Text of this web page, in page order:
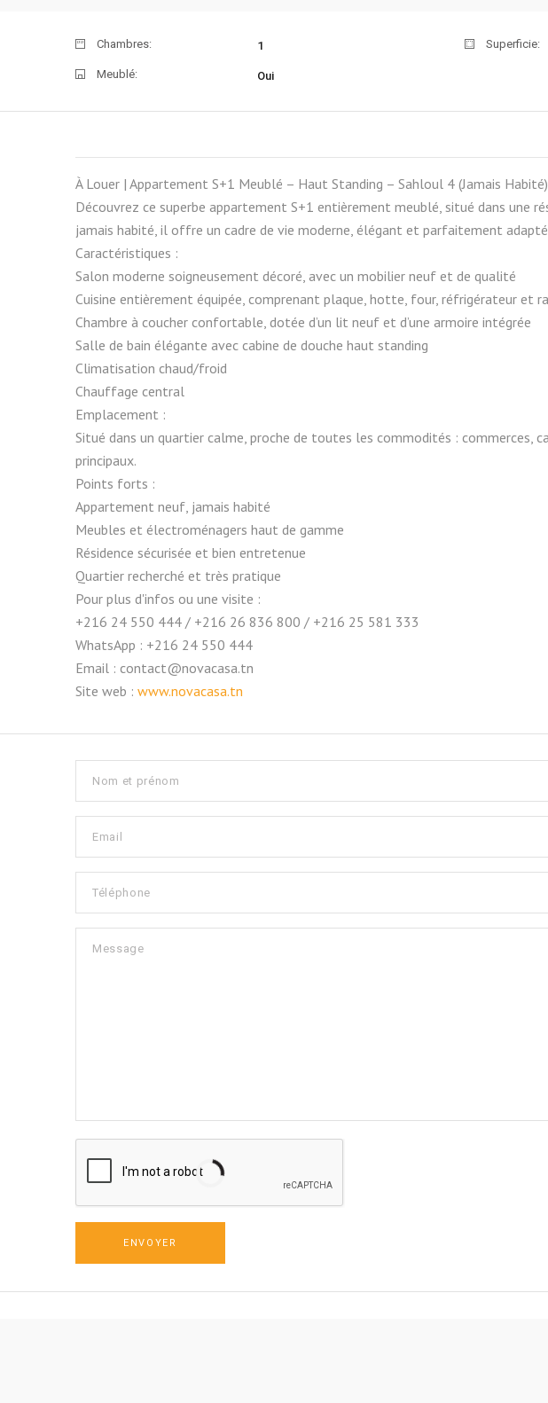
Chambres: 1 Superficie:
Meublé: Oui
À Louer | Appartement S+1 Meublé – Haut Standing – Sahloul 4 (Jamais Habité)
Découvrez ce superbe appartement S+1 entièrement meublé, situé dans une
jamais habité, il offre un cadre de vie moderne, élégant et parfaitement
Caractéristiques :
Salon moderne soigneusement décoré, avec un mobilier neuf et de qualité
Cuisine entièrement équipée, comprenant plaque, hotte, four, réfrigérateur et
Chambre à coucher confortable, dotée d’un lit neuf et d’une armoire intégrée
Salle de bain élégante avec cabine de douche haut standing
Climatisation chaud/froid
Chauffage central
Emplacement :
Situé dans un quartier calme, proche de toutes les commodités : commerces,
principaux.
Points forts :
Appartement neuf, jamais habité
Meubles et électroménagers haut de gamme
Résidence sécurisée et bien entretenue
Quartier recherché et très pratique
Pour plus d'infos ou une visite :
+216 24 550 444 / +216 26 836 800 / +216 25 581 333
WhatsApp : +216 24 550 444
Email : contact@novacasa.tn
Site web : www.novacasa.tn